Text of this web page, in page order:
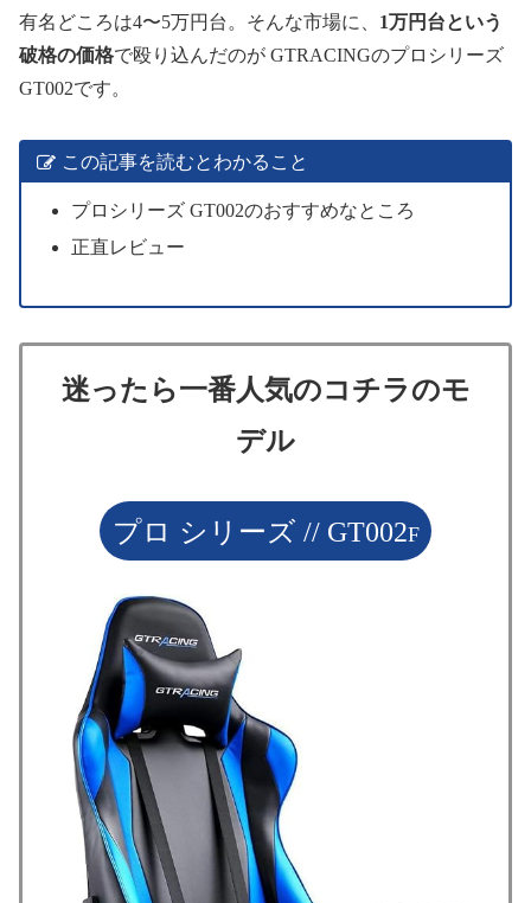
有名どころは4〜5万円台。そんな市場に、 1万円台という
破格の価格で殴り込んだのが GTRACINGのプロシリーズ
GT002です。
この記事を読むとわかること
プロシリーズ GT002のおすすめなところ
正直レビュー
迷ったら一番人気のコチラのモ
デル
プロ シリーズ // GT002F